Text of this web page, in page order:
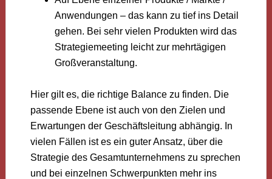
Anwendungen – das kann zu tief ins Detail
gehen. Bei sehr vielen Produkten wird das
Strategiemeeting leicht zur mehrtägigen
Großveranstaltung.
Hier gilt es, die richtige Balance zu finden. Die
passende Ebene ist auch von den Zielen und
Erwartungen der Geschäftsleitung abhängig. In
vielen Fällen ist es ein guter Ansatz, über die
Strategie des Gesamtunternehmens zu sprechen
und bei einzelnen Schwerpunkten mehr ins